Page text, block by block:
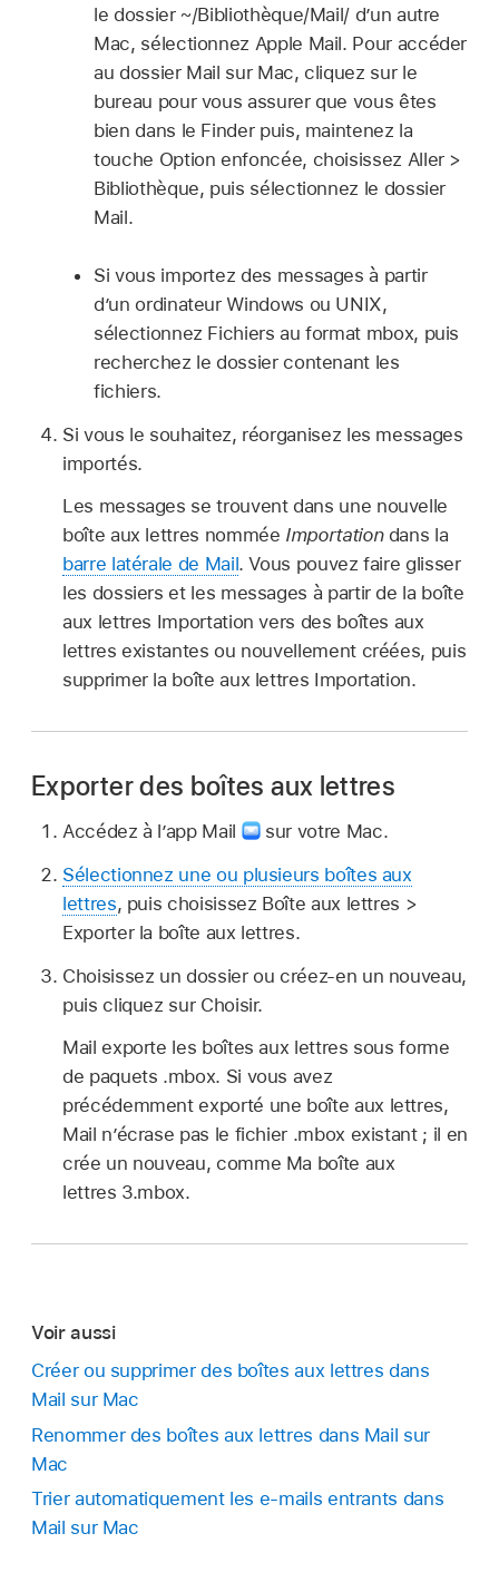
le dossier ~/Bibliothèque/Mail/ d’un autre
Mac, sélectionnez Apple Mail. Pour accéder
au dossier Mail sur Mac, cliquez sur le
bureau pour vous assurer que vous êtes
bien dans le Finder puis, maintenez la
touche Option enfoncée, choisissez Aller >
Bibliothèque, puis sélectionnez le dossier
Mail.
Si vous importez des messages à partir
d’un ordinateur Windows ou UNIX,
sélectionnez Fichiers au format mbox, puis
recherchez le dossier contenant les
fichiers.
Si vous le souhaitez, réorganisez les messages
importés.
Les messages se trouvent dans une nouvelle
boîte aux lettres nommée Importationdans la
barre latérale de Mail. Vous pouvez faire glisser
les dossiers et les messages à partir de la boîte
aux lettres Importation vers des boîtes aux
lettres existantes ou nouvellement créées, puis
supprimer la boîte aux lettres Importation.
Exporter des boîtes aux lettres
Accédez à l’app Mail
sur votre Mac.
Sélectionnez une ou plusieurs boîtes aux
lettres, puis choisissez Boîte aux lettres >
Exporter la boîte aux lettres.
Choisissez un dossier ou créez-en un nouveau,
puis cliquez sur Choisir.
Mail exporte les boîtes aux lettres sous forme
de paquets .mbox. Si vous avez
précédemment exporté une boîte aux lettres,
Mail n’écrase pas le fichier .mbox existant ; il en
crée un nouveau, comme Ma boîte aux
lettres 3.mbox.
Voir aussi
Créer ou supprimer des boîtes aux lettres dans
Mail sur Mac
Renommer des boîtes aux lettres dans Mail sur
Mac
Trier automatiquement les e-mails entrants dans
Mail sur Mac